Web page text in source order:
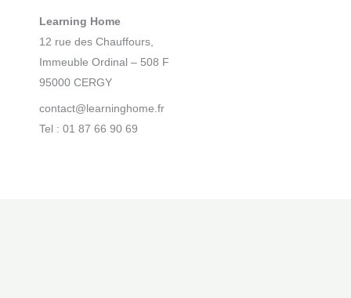
Learning Home
12 rue des Chauffours,
Immeuble Ordinal – 508 F
95000 CERGY
contact@learninghome.fr
Tel : 01 87 66 90 69